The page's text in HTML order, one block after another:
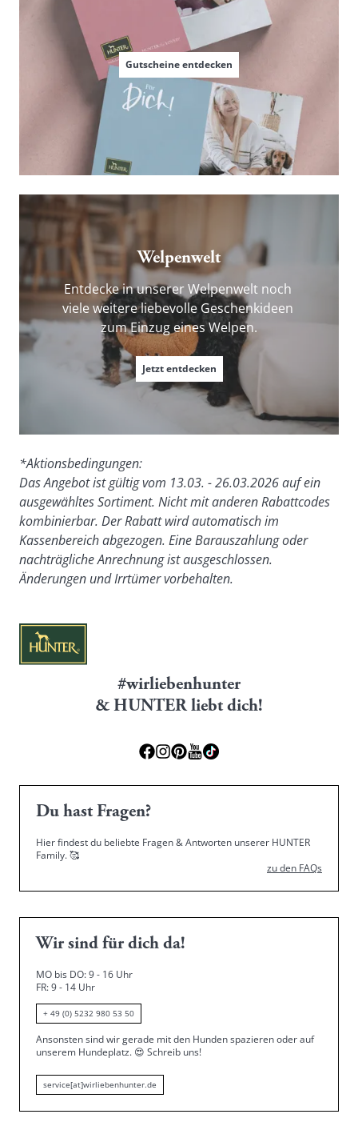
Gutscheine entdecken
Welpenwelt
Entdecke in unserer Welpenwelt noch
viele weitere liebevolle Geschenkideen
zum Einzug eines Welpen.
Jetzt entdecken
*Aktionsbedingungen:
Das Angebot ist gültig vom 13.03. - 26.03.2026 auf ein
ausgewähltes Sortiment. Nicht mit anderen Rabattcodes
kombinierbar. Der Rabatt wird automatisch im
Kassenbereich abgezogen. Eine Barauszahlung oder
nachträgliche Anrechnung ist ausgeschlossen.
Änderungen und Irrtümer vorbehalten.
#wirliebenhunter
& HUNTER liebt dich!
Du hast Fragen?
Hier findest du beliebte Fragen & Antworten unserer HUNTER
Family.🥰
zu den FAQs
Wir sind für dich da!
MO bis DO: 9 - 16 Uhr
FR: 9 - 14 Uhr
+ 49 (0) 5232 980 53 50
Ansonsten sind wir gerade mit den Hunden spazieren oder auf
unserem Hundeplatz. 😍 Schreib uns!
service[at]wirliebenhunter.de